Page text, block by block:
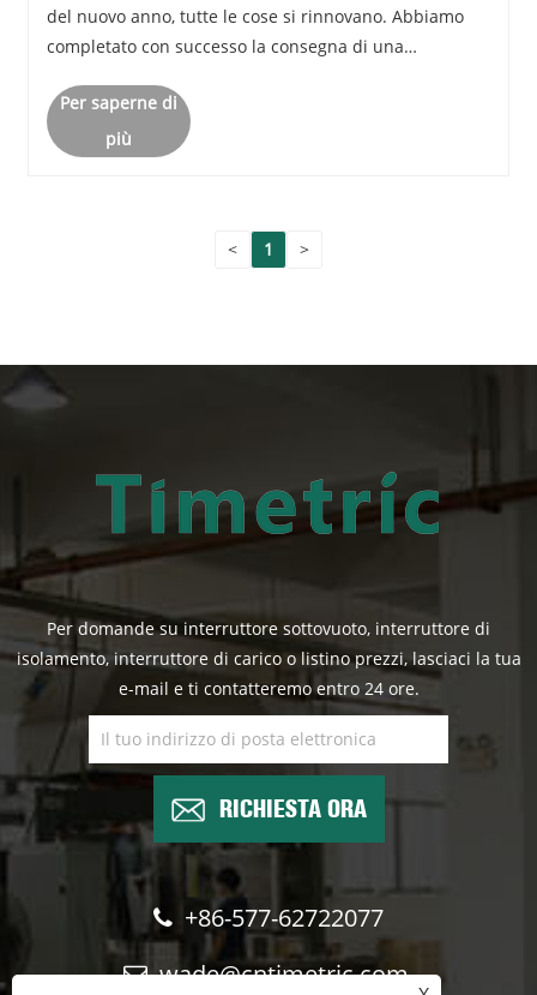
del nuovo anno, tutte le cose si rinnovano. Abbiamo
completato con successo la consegna di una
gamma di prodotti tra cui interruttori-seziona......
Per saperne di
più
< 1 >
Per domande su interruttore sottovuoto, interruttore di
isolamento, interruttore di carico o listino prezzi, lasciaci la tua
e-mail e ti contatteremo entro 24 ore.
RICHIESTA ORA
+86-577-62722077
wade@cntimetric.com